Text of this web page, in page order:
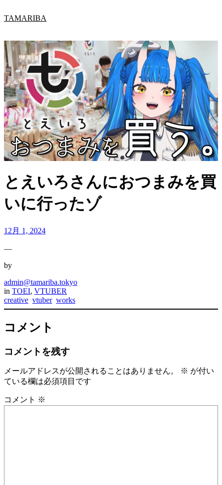
容
ス
キ
ッ
プ
TAMARIBA
とえいろさんにおつまみを買
いに行ったゾ
12月 1, 2024
—
by
admin@tamariba.tokyo
in TOEI, VTUBER
creative vtuber works
コメント
コメントを残す
メールアドレスが公開されることはありません。 ※ が付い
ている欄は必須項目です
コメント ※